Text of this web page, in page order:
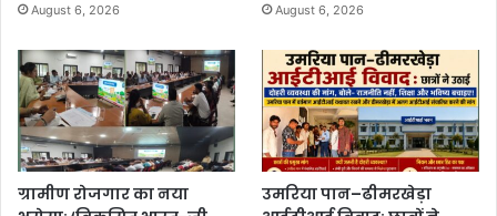
August 6, 2026 August 6, 2026
ग्रामीण रोजगार का नया
उमरिया पान–ढीमरखेड़ा